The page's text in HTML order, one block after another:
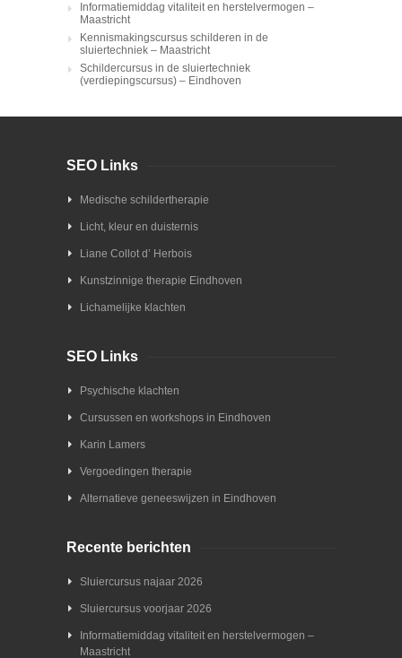
Informatiemiddag vitaliteit en herstelvermogen –
Maastricht
Kennismakingscursus schilderen in de
sluiertechniek – Maastricht
Schildercursus in de sluiertechniek
(verdiepingscursus) – Eindhoven
SEO Links
Medische schildertherapie
Licht, kleur en duisternis
Liane Collot d’ Herbois
Kunstzinnige therapie Eindhoven
Lichamelijke klachten
SEO Links
Psychische klachten
Cursussen en workshops in Eindhoven
Karin Lamers
Vergoedingen therapie
Alternatieve geneeswijzen in Eindhoven
Recente berichten
Sluiercursus najaar 2026
Sluiercursus voorjaar 2026
Informatiemiddag vitaliteit en herstelvermogen –
Maastricht